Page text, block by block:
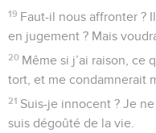
19 Faut-il nous affronter ?
en jugement ? Mais
20 Même si j’ai raison, ce
tort, et me condamnerait
21 Suis-je innocent ? Je
suis dégoûté de la vie.